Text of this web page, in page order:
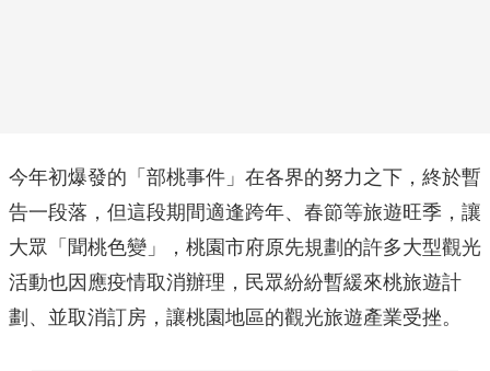
今年初爆發的「部桃事件」在各界的努力之下，終於暫
告一段落，但這段期間適逢跨年、春節等旅遊旺季，讓
大眾「聞桃色變」，桃園市府原先規劃的許多大型觀光
活動也因應疫情取消辦理，民眾紛紛暫緩來桃旅遊計
劃、並取消訂房，讓桃園地區的觀光旅遊產業受挫。